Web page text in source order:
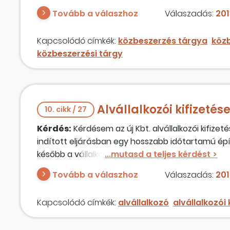
Tovább a válaszhoz
Válaszadás:
Kapcsolódó címkék: közbeszerzés tárgya
közbeszerzési tárgy
10. cikk / 27 Alvállalkozói
Kérdés: Kérdésem az új Kbt. alvállalkozói
indított eljárásban egy hosszabb időtartamú
később a vállalkozási szerződésben is – 50
A teljesítési határidő kb. 10 hónap. A nyertes
időtartama alatt. Az egyik ilyen alvállalkozó
135. §-át veszik figyelembe a felek, akkor az
egyrészt aggályos a vonatkozó jogszabályokat
Tovább a válaszhoz Válaszadás:
Kapcsolódó címkék: alvállalkozó alvállalkozói